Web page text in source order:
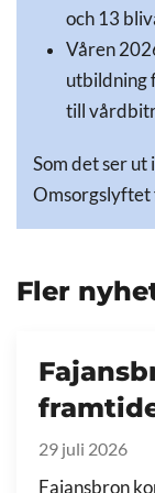
och 13
Våren
utbildning
till
Som det ser
Omsorgslyftet
Fler
29 juli 2026
Fajansbron